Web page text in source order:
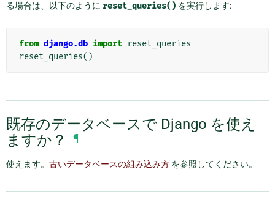
る場合は、以下のように reset_queries() を実行します:
from django.db import reset_queries
reset_queries()
既存のデータベースで Django を使え
ますか？
¶
使えます。 古いデータベースの組み込み方 を参照してください。